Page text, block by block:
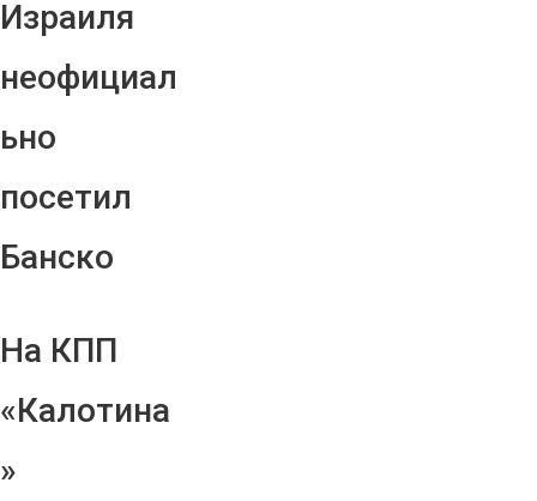
Израиля
неофициал
ьно
посетил
Банско
На КПП
«Калотина
»